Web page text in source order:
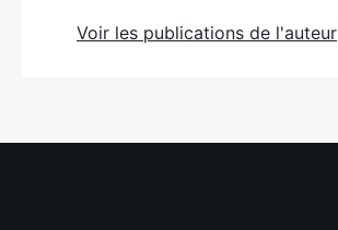
Voir les publications de l'auteur